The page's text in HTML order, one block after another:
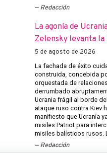
Redacción
La agonía de
Zelensky levanta la
5 de agosto de 2026
La fachada de éxito
construida, concebida
orquestada de
derrumbado
Ucrania frágil al borde
ataque ruso contra Kiev
manifiesto que Ucrania
misiles Patriot para
misiles balísticos rusos.
Redacción